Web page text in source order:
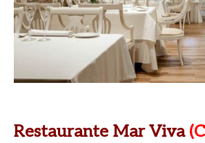
Restaurante Mar Viva